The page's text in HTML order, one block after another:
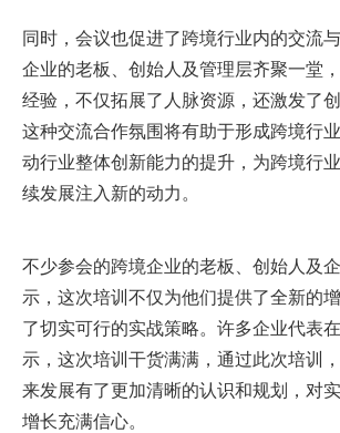
同时，会议也促进了跨境行业内的交流
企业的老板、创始人及管理层齐聚一堂
经验，不仅拓展了人脉资源，还激发了
这种交流合作氛围将有助于形成跨境行
动行业整体创新能力的提升，为跨境行
续发展注入新的动力。
不少参会的跨境企业的老板、创始人及
示，这次培训不仅为他们提供了全新的
了切实可行的实战策略。许多企业代表
示，这次培训干货满满，通过此次培训
来发展有了更加清晰的认识和规划，对
增长充满信心。